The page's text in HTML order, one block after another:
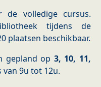
volledige cursus.
tijdens de
plaatsen beschikbaar.
gepland op 3, 10, 11,
van 9u tot 12u.